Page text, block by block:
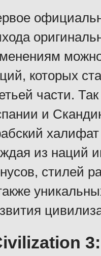
которых
части.
и
из наций
стилей